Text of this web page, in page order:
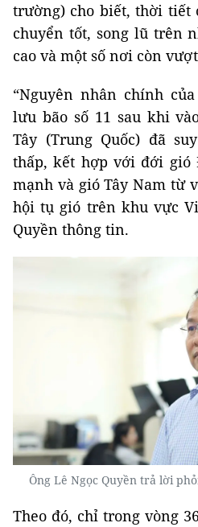
trường) cho biết, thời tiết
chuyển tốt, song lũ trên
cao và một số nơi còn
“Nguyên nhân chính
lưu bão số 11 sau khi
Tây (Trung Quốc) đã
thấp, kết hợp với đới gió
mạnh và gió Tây Nam từ
hội tụ gió trên khu vực
Quyền thông tin.
Ông Lê Ngọc Quyền trả lời
Theo đó, chỉ trong vòng